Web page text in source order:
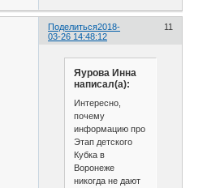
Поделиться 11
2018-
03-26 14:48:12
Яурова Инна
написал(а):
Интересно,
почему
информацию про
Этап детского
Кубка в
Воронеже
никогда не дают